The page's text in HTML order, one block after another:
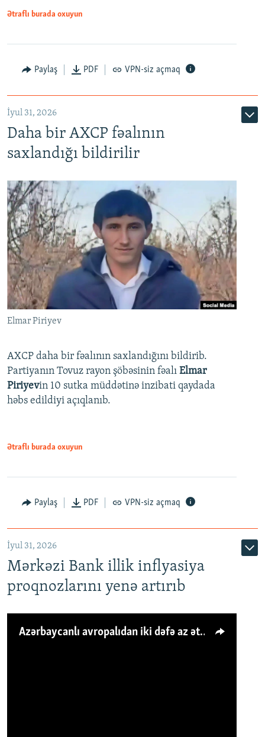
Ətraflı burada oxuyun
Paylaş PDF VPN-siz açmaq
İyul 31, 2026
Daha bir AXCP fəalının
saxlandığı bildirilir
Elmar Piriyev
AXCP daha bir fəalının saxlandığını bildirib.
Partiyanın Tovuz rayon şöbəsinin fəalı Elmar
Piriyevin 10 sutka müddətinə inzibati qaydada
həbs edildiyi açıqlanıb.
Ətraflı burada oxuyun
Paylaş PDF VPN-siz açmaq
İyul 31, 2026
Mərkəzi Bank illik inflyasiya
proqnozlarını yenə artırıb
Azərbaycanlı avropalıdan iki dəfə az ət yeyir, amma... 'Qiymət artımı qaçılmazdır'